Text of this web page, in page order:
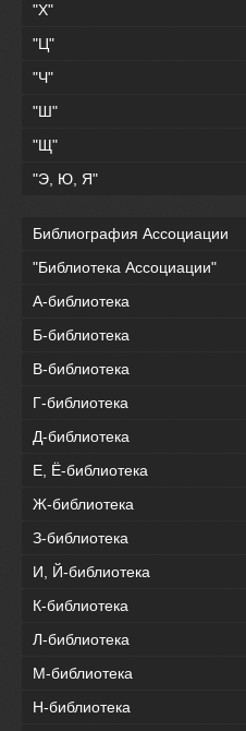
"Х"
"Ц"
"Ч"
"Ш"
"Щ"
"Э, Ю, Я"
Библиография Ассоциации
"Библиотека Ассоциации"
А-библиотека
Б-библиотека
В-библиотека
Г-библиотека
Д-библиотека
Е, Ё-библиотека
Ж-библиотека
З-библиотека
И, Й-библиотека
К-библиотека
Л-библиотека
М-библиотека
Н-библиотека